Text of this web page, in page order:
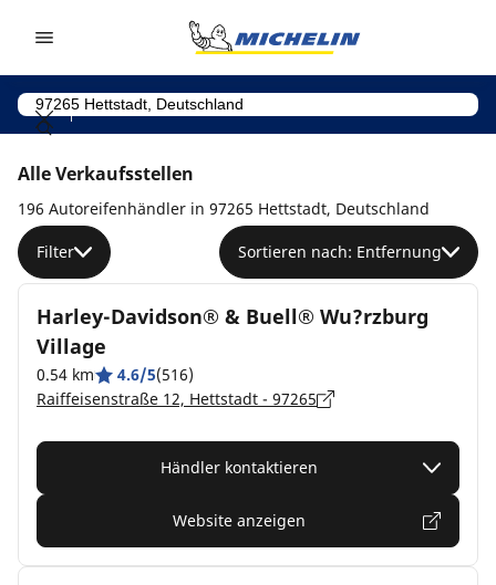
Alle Verkaufsstellen
196 Autoreifenhändler in 97265 Hettstadt, Deutschland
Filter Sortieren nach: Entfernung
Harley-Davidson® & Buell® Wu?rzburg
Village
0.54 km 4.6/5(516)
Raiffeisenstraße 12, Hettstadt - 97265
Händler kontaktieren
Website anzeigen